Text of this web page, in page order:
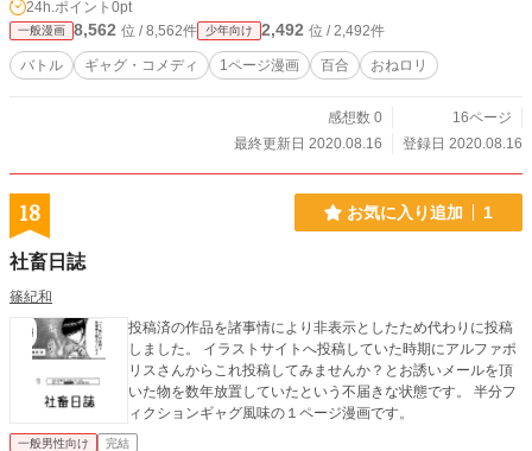
24h.ポイント 0pt
一般漫画 8,562 位 / 8,562件 少年向け 2,492 位 / 2,492件
バトル ギャグ・コメディ 1ページ漫画 百合 おねロリ
感想数 0
16ページ
最終更新日 2020.08.16
登録日 2020.08.16
18 お気に入り追加 1
社畜日誌
篠紀和
投稿済の作品を諸事情により非表示としたため代わりに投稿
しました。 イラストサイトへ投稿していた時期にアルファポ
リスさんからこれ投稿してみませんか？とお誘いメールを頂
いた物を数年放置していたという不届きな状態です。 半分フ
ィクションギャグ風味の１ページ漫画です。
一般男性向け 完結